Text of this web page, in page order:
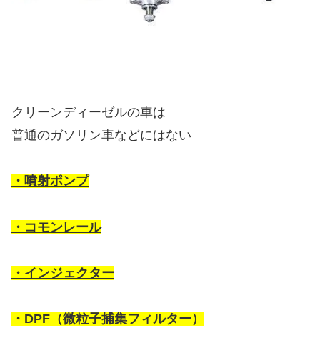
クリーンディーゼルの車は
普通のガソリン車などにはない
・噴射ポンプ
・コモンレール
・インジェクター
・DPF（微粒子捕集フィルター）